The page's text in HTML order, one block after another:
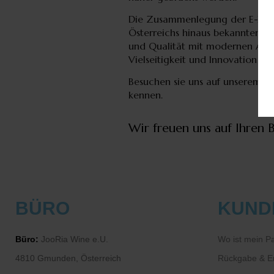
Die Zusammenlegung der E-
Österreichs hinaus bekannten
und Qualität mit modernen
Vielseitigkeit und Innovation
Besuchen sie uns auf unserem
kennen.
Wir freuen uns auf Ihren
BÜRO
Büro: JooRia Wine e.U.
4810 Gmunden, Österreich
Wo ist mein
Rückgabe &